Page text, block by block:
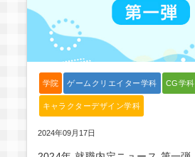
学院 ゲームクリエイター学科 CG学科
キャラクターデザイン学科
2024年09月17日